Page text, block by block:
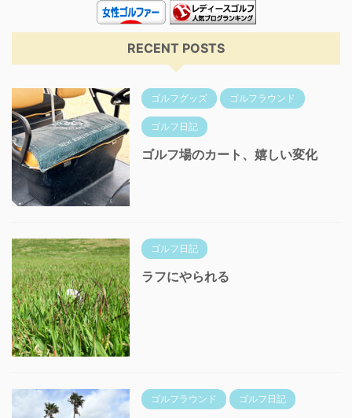
RECENT POSTS
ゴルフグッズ ゴルフラウンド
ゴルフ日記
ゴルフ場のカート、嬉しい変化
ゴルフ日記
ラフにやられる
ゴルフラウンド ゴルフ日記